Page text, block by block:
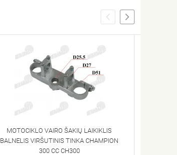
MOTOCIKLO VAIRO ŠAKIŲ LAIKIKLIS
BALNELIS VIRŠUTINIS TINKA CHAMPION
300 CC CH300